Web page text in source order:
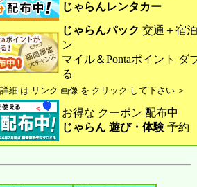
じゃらんレンタカー
じゃらんパック 交通＋宿
ン
マイル＆Pontaポイント ダ
る
細 は リンク 画像 を クリック して下さい ＞
お得な クーポン 配布中
じゃらん 遊び・体験予約